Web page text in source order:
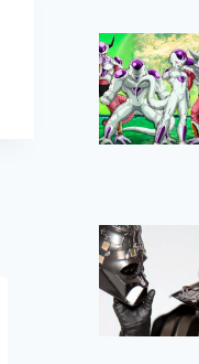
Posters